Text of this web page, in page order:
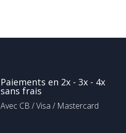
Paiements en 2x - 3x - 4x
sans frais
Avec CB / Visa / Mastercard